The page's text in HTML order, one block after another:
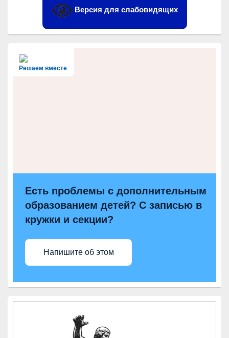
Версия для слабовидящих
Решаем вместе
Есть проблемы с дополнительным
образованием детей? С записью в
кружки и секции?
Напишите об этом